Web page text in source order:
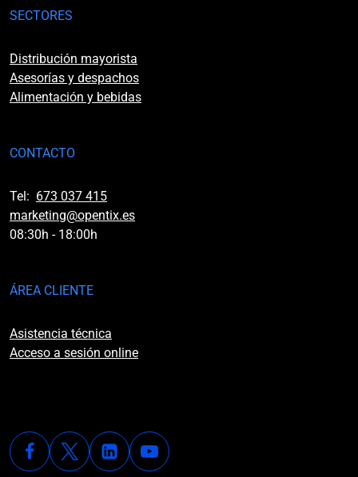
SECTORES
Distribución mayorista
Asesorías y despachos
Alimentación y bebidas
CONTACTO
Tel: 673 037 415
marketing@opentix.es
08:30h - 18:00h
ÁREA CLIENTE
Asistencia técnica
Acceso a sesión online